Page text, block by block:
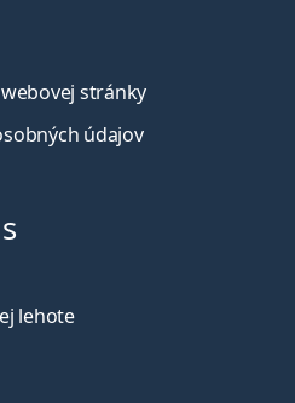
stránky
údajov
lehote